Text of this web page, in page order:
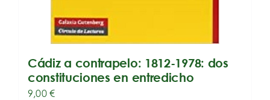
Cádiz a contrapelo: 1812-1978: dos
constituciones en entredicho
9,00€